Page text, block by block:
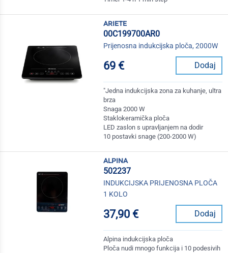
ariete
00C199700AR0
Prijenosna indukcijska ploča, 2000W
69 € Dodaj
"Jedna indukcijska zona za kuhanje, ultra
brza
Snaga 2000 W
Staklokeramička ploča
LED zaslon s upravljanjem na dodir
10 postavki snage (200-2000 W)
alpina
502237
INDUKCIJSKA PRIJENOSNA PLOČA
1 KOLO
37,90 € Dodaj
Alpina indukcijska ploča
Ploča nudi mnogo funkcija i 10 podesivih